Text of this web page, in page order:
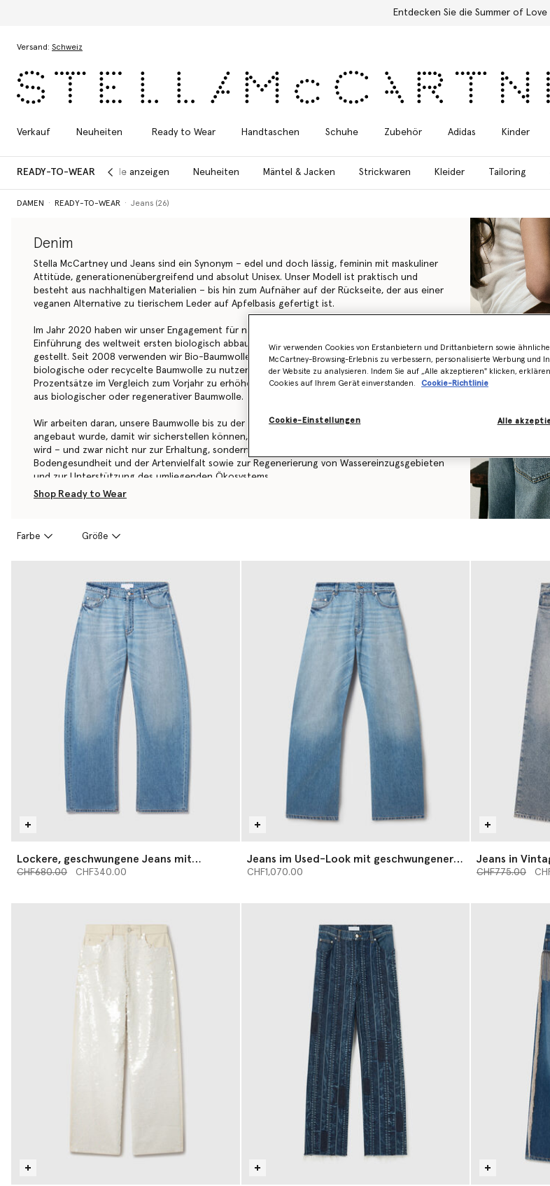
Versand: Schweiz
Verkauf Neuheiten Ready to Wear Handtaschen Schuhe Zubehör Adidas Kinder
READY-TO-WEAR Alle anzeigen Neuheiten Mäntel & Jacken Strickwaren Kleider Tailoring
DAMEN READY-TO-WEAR Jeans (26)
Denim
Stella McCartney und Jeans sind ein Synonym – edel und doch lässig, feminin mit maskuliner
Attitüde, generationenübergreifend und absolut Unisex. Unser Modell ist praktisch und
besteht aus nachhaltigen Materialien – bis hin zum Aufnäher auf der Rückseite, der aus einer
veganen Alternative zu tierischem Leder auf Apfelbasis gefertigt ist.
Im Jahr 2020 haben wir unser Engagement für nachhaltige Stoffinnovationen mit der
Einführung des weltweit ersten biologisch abbaubaren Stretch-Denims unter Beweis
gestellt. Seit 2008 verwenden wir Bio-Baumwolle und streben an, bis 2025 100 %
biologische oder recycelte Baumwolle zu nutzen. Bisher ist es uns gelungen, diese
Prozentsätze im Vergleich zum Vorjahr zu erhöhen. Derzeit besteht unser Denim zu 100 %
aus biologischer oder regenerativer Baumwolle.
Wir arbeiten daran, unsere Baumwolle bis zu der Farm zurückverfolgen zu können, auf der sie
angebaut wurde, damit wir sicherstellen können, dass sie auf regenerative Weise angebaut
wird – und zwar nicht nur zur Erhaltung, sondern zur aktiven Verbesserung der
Bodengesundheit und der Artenvielfalt sowie zur Regenerierung von Wassereinzugsgebieten
und zur Unterstützung des umliegenden Ökosystems.
Shop Ready to Wear
Farbe Größe
Lockere, geschwungene Jeans mit
mittelhoher Taille
Preis reduziert von
CHF680.00bisCHF340.00
Jeans im Used-Look mit geschwungener,
lockerer Passform
CHF1,070.00
Jeans in
Bein
Preis reduziert
CHF775.00bis
Wir verwenden Cookies von Erstanbietern und Drittanbietern sowie
McCartney-Browsing-Erlebnis zu verbessern, personalisierte Werbung und
der Website zu analysieren. Indem Sie auf „Alle akzeptieren" klicken,
Cookies auf Ihrem Gerät einverstanden.
Cookie-Richtlinie
Cookie-Einstellungen Alle